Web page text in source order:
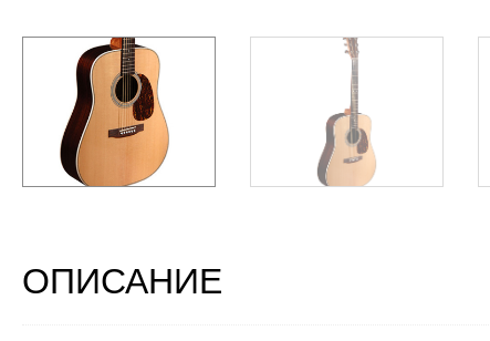
ОПИСАНИЕ